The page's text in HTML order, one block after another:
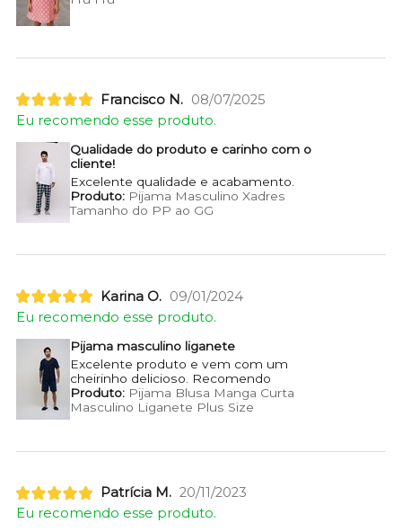
Francisco N. 08/07/2025
Eu recomendo esse produto.
Qualidade do produto e carinho com o
cliente!
Excelente qualidade e acabamento.
Produto:Pijama Masculino Xadres
Tamanho do PP ao GG
Karina O. 09/01/2024
Eu recomendo esse produto.
Pijama masculino liganete
Excelente produto e vem com um
cheirinho delicioso. Recomendo
Produto:Pijama Blusa Manga Curta
Masculino Liganete Plus Size
Patrícia M. 20/11/2023
Eu recomendo esse produto.